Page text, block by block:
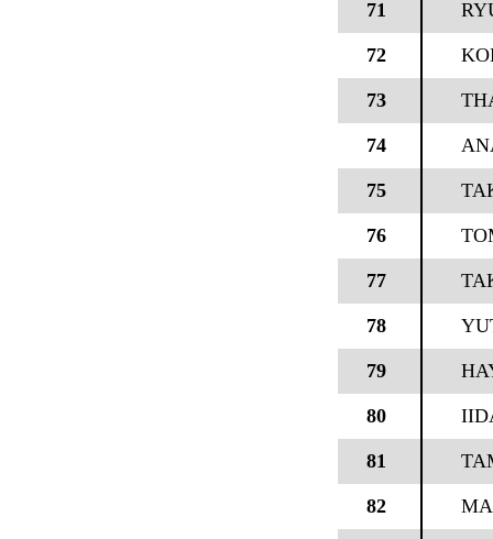
71
72
73
74
75
76
77
78
79
80
81
82